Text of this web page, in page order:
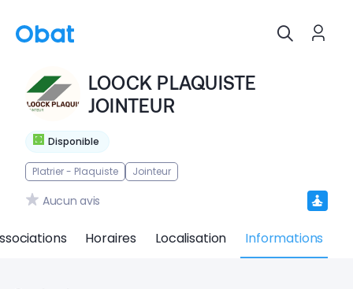
Disponible
LOOCK PLAQUISTE
JOINTEUR
Platrier - Plaquiste Jointeur
Aucun avis
Horaires Localisation Informations